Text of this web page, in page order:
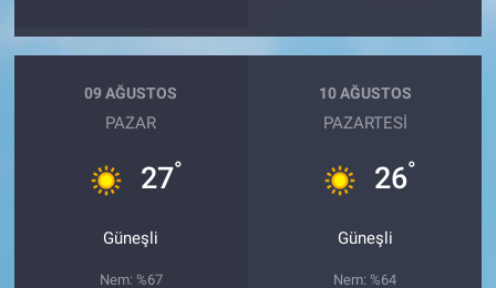
09 AĞUSTOS
PAZAR
27°
Güneşli
Nem: %67
10 AĞUSTOS
PAZARTESI
26°
Güneşli
Nem: %64